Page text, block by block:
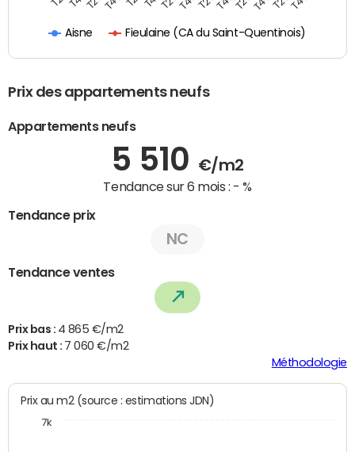
Aisne Fieulaine (CA du Saint-Quentinois)
Prix des appartements neufs
Appartements neufs
5 510 €/m2
Tendance sur 6 mois : - %
Tendance prix
NC
Tendance ventes
Prix bas : 4 865 €/m2
Prix haut : 7 060 €/m2
Méthodologie
Prix au m2 (source : estimations JDN)
7k